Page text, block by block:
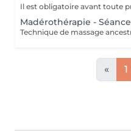
Madérothérapie - Séance
« 1